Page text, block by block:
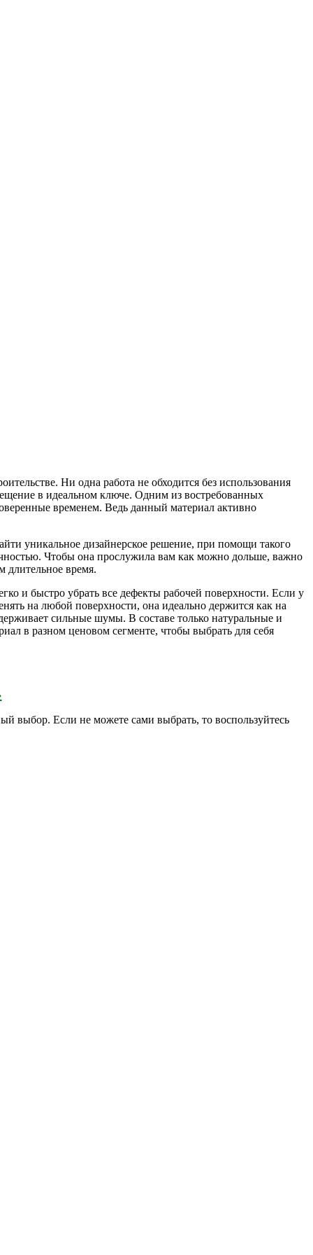
Ни одна работа не обходится без использования
в идеальном ключе. Одним из востребованных
временем. Ведь данный материал активно
уникальное дизайнерское решение, при помощи такого
Чтобы она прослужила вам как можно дольше, важно
длительное время.
и быстро убрать все дефекты рабочей поверхности. Если у
на любой поверхности, она идеально держится как на
сильные шумы. В составе только натуральные и
в разном ценовом сегменте, чтобы выбрать для себя
выбор. Если не можете сами выбрать, то воспользуйтесь